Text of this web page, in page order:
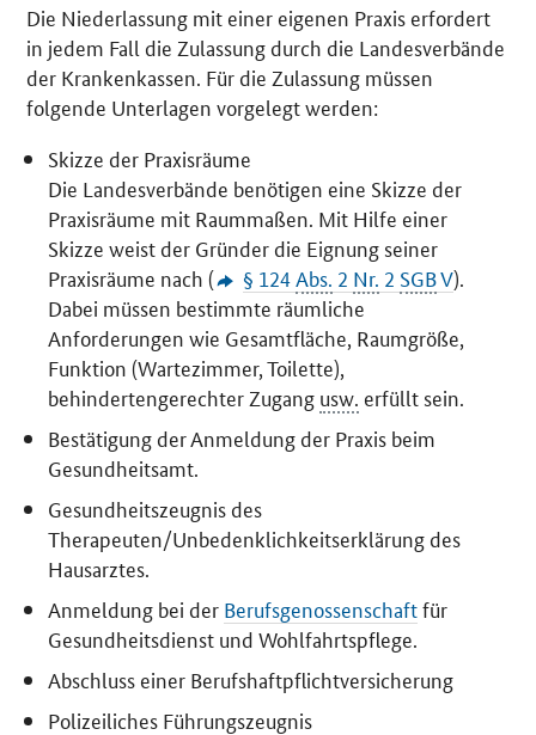
Die Niederlassung mit einer eigenen Praxis erfordert
in jedem Fall die Zulassung durch die Landesverbände
der Krankenkassen. Für die Zulassung müssen
folgende Unterlagen vorgelegt werden:
Skizze der Praxisräume
Die Landesverbände benötigen eine Skizze der
Praxisräume mit Raummaßen. Mit Hilfe einer
Skizze weist der Gründer die Eignung seiner
Praxisräume nach (
§ 124 Abs. 2 Nr. 2 SGBV).
Dabei müssen bestimmte räumliche
Anforderungen wie Gesamtfläche, Raumgröße,
Funktion (Wartezimmer, Toilette),
behindertengerechter Zugang usw. erfüllt sein.
Bestätigung der Anmeldung der Praxis beim
Gesundheitsamt.
Gesundheitszeugnis des
Therapeuten/Unbedenklichkeitserklärung des
Hausarztes.
Anmeldung bei der Berufsgenossenschaftfür
Gesundheitsdienst und Wohlfahrtspflege.
Abschluss einer Berufshaftpflichtversicherung
Polizeiliches Führungszeugnis